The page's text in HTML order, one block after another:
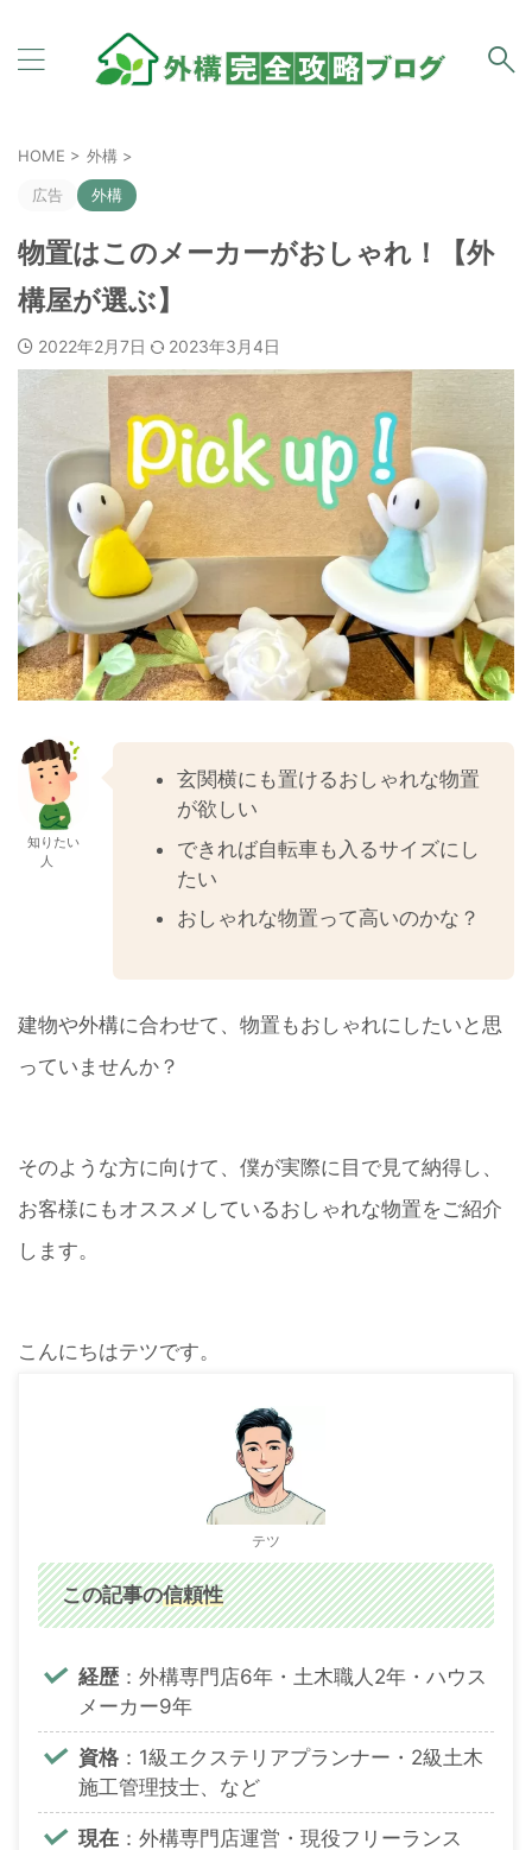
HOME > 外構 >
広告 外構
物置はこのメーカーがおしゃれ！【外
構屋が選ぶ】
2022年2月7日 2023年3月4日
知りたい
人
玄関横にも置けるおしゃれな物置
が欲しい
できれば自転車も入るサイズにし
たい
おしゃれな物置って高いのかな？
建物や外構に合わせて、物置もおしゃれにしたいと思
っていませんか？
そのような方に向けて、僕が実際に目で見て納得し、
お客様にもオススメしているおしゃれな物置をご紹介
します。
こんにちはテツです。
テツ
この記事の信頼性
経歴 ：外構専門店6年・土木職人2年・ハウス
メーカー9年
資格 ：1級エクステリアプランナー・2級土木
施工管理技士、など
現在 ：外構専門店運営・現役フリーランス